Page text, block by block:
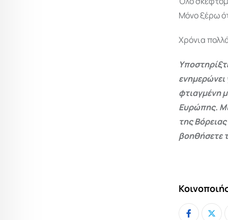
Μόνο ξέρω
Χρόνια
ενημερώνει
φτιαγμένη
Ευρώπης.
της
βοηθήσετε